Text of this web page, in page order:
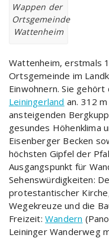
Wappen der
Ortsgemeinde
Wattenheim
Wattenheim, erstmals
Ortsgemeinde im
Einwohnern. Sie
Leiningerland an. 312
ansteigenden
gesundes Höhenklima
Eisenberger Becken
höchsten Gipfel der
Ausgangspunkt für
Sehenswürdigkeiten:
protestantischer
Wegekreuze und die
Freizeit:Wandern
Leininger Wanderweg